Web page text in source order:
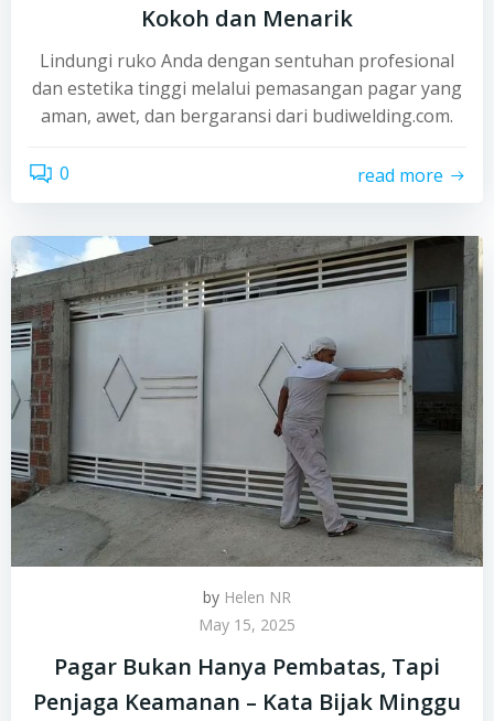
Kokoh dan Menarik
Lindungi ruko Anda dengan sentuhan profesional
dan estetika tinggi melalui pemasangan pagar yang
aman, awet, dan bergaransi dari budiwelding.com.
0 read more
by Helen NR
May 15, 2025
Pagar Bukan Hanya Pembatas, Tapi
Penjaga Keamanan – Kata Bijak Minggu